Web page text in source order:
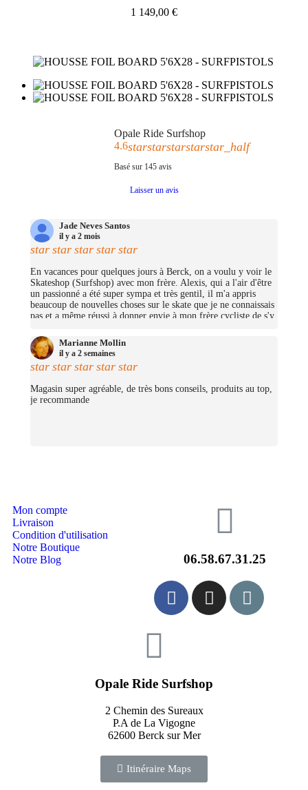
1 149,00 €
Opale Ride Surfshop
4.6starstarstarstarstar_half
Basé sur 145avis
Laisser un avis
Jade Neves Santos
il y a 2 mois
star star star star star
En vacances pour quelques jours à Berck, on a voulu y voir le
Skateshop (Surfshop) avec mon frère. Alexis, qui a l'air d'être
un passionné a été super sympa et très gentil, il m'a appris
beaucoup de nouvelles choses sur le skate que je ne connaissais
pas et a même réussi à donner envie à mon frère cycliste de s'y
j'ai pu me prendre quelques petites choses et on repassera très
certainement un jour pour nous prendre un cruiser chacun.
(Merciii encore pour les stickers offerts !
Marianne Mollin
il y a 2 semaines
star star star star star
Magasin super agréable, de très bons conseils, produits au top,
je recommande
Mon compte
Livraison
Condition d'utilisation
Notre Boutique
Notre Blog
06.58.67.31.25
Opale Ride Surfshop
2 Chemin des Sureaux
P.A de La Vigogne
62600 Berck sur Mer
Itinéraire Maps